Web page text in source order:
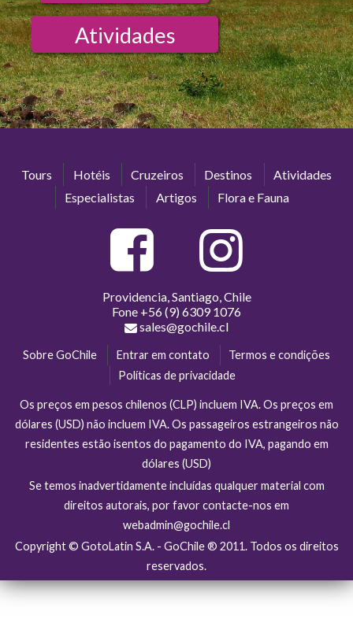
Atividades
Tours Hotéis Cruzeiros Destinos
Atividades
Especialistas
Artigos Flora e Fauna
Providencia, Santiago, Chile
Fone +56 (9) 6309 1076
sales@gochile.cl
Sobre GoChile Entrar em contato
Termos e condições
Políticas de privacidade
Os preços em pesos chilenos (CLP) incluem IVA. Os preços em
dólares (USD) não incluem IVA. Os passageiros estrangeiros não
residentes estão isentos do pagamento do IVA, pagando em
dólares (USD)
Se temos inadvertidamente incluídas qualquer material com
direitos autorais, por favor contacte-nos em
webadmin@gochile.cl
Copyright © GotoLatin S.A. - GoChile ® 2011. Todos os direitos
reservados.